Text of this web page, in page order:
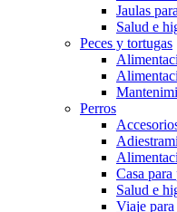
Jaulas
Salud e
Peces y tortugas
Perros
Casa para
Salud e
Viaje para